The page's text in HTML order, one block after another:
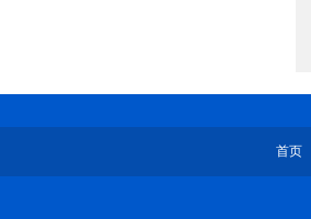
首页